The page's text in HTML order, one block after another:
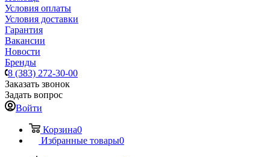
Условия оплаты
Условия доставки
Гарантия
Вакансии
Новости
Бренды
8 (383) 272-30-00
Заказать звонок
Задать вопрос
Войти
Корзина0
Избранные товары0